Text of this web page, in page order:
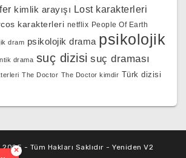
kimlik arayışı Lost karakterleri
karakterleri netflix People Of Earth
dram psikolojik drama psikolojik
drama suç dizisi suç draması
The Doctor The Doctor kimdir Türk dizisi
2025 - Tüm Hakları Saklıdır - Yeniden V2
×